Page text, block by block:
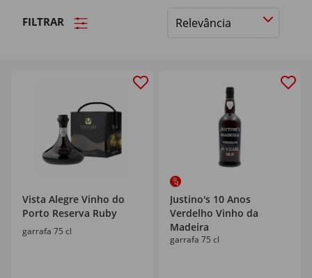
FILTRAR
Ordenar
Vista Alegre Vinho do
Porto Reserva Ruby
garrafa 75 cl
Justino's 10 Anos
Verdelho Vinho da
Madeira
garrafa 75 cl